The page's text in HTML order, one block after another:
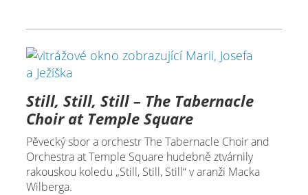
Still, Still, Still – The Tabernacle
Choir at Temple Square
Pěvecký sbor a orchestr The Tabernacle Choir and
Orchestra at Temple Square hudebně ztvárnily
rakouskou koledu „Still, Still, Still“ v aranži Macka
Wilberga.